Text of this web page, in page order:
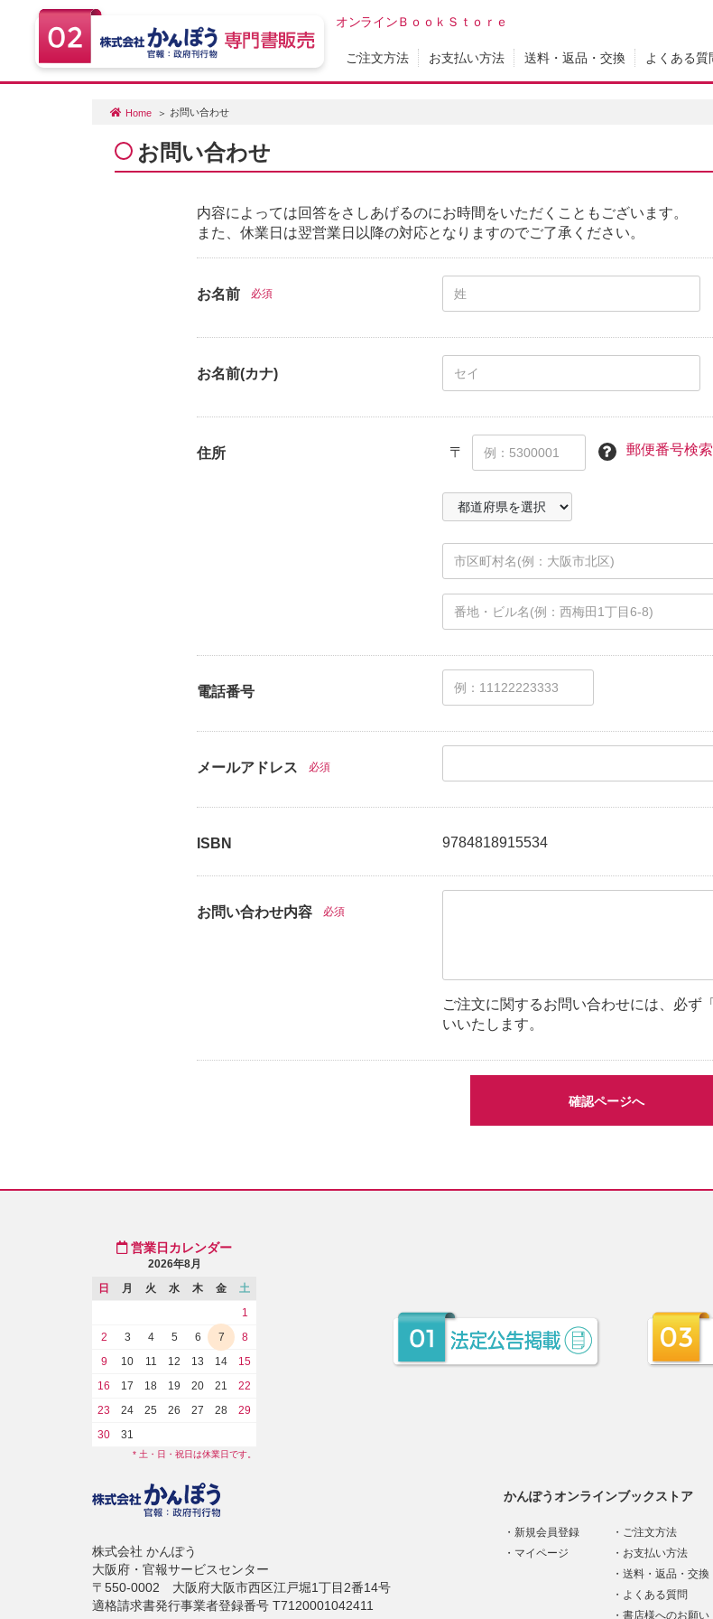
オンラインＢｏｏｋＳｔｏｒｅ
ご注文方法 お支払い方法 送料・返品・交換 よくある質
Home お問い合わせ
お問い合わせ
内容によっては回答をさしあげるのにお時間をいただくこともございます。
また、休業日は翌営業日以降の対応となりますのでご了承ください。
お名前 必須
お名前(カナ)
住所 〒 郵便番号検索
電話番号
メールアドレス 必須
ISBN 9784818915534
お問い合わせ内容 必須
ご注文に関するお問い合わせには、必ず
いいたします。
確認ページへ
かんぽうオンラインブックストア
新規会員登録
マイページ
ご注文方法
お支払い方法
送料・返品・交換
よくある質問
書店様へのお願い
営業日カレンダー
2026年8月
日
月 火 水 木 金
土
1
2
3 4 5 6 7
8
9
10 11 12 13 14
15
16
17 18 19 20 21
22
23
24 25 26 27 28
29
30
31
* 土・日・祝日は休業日です。
株式会社 かんぽう
大阪府・官報サービスセンター
〒550-0002 大阪府大阪市西区江戸堀1丁目2番14号
適格請求書発行事業者登録番号 T7120001042411